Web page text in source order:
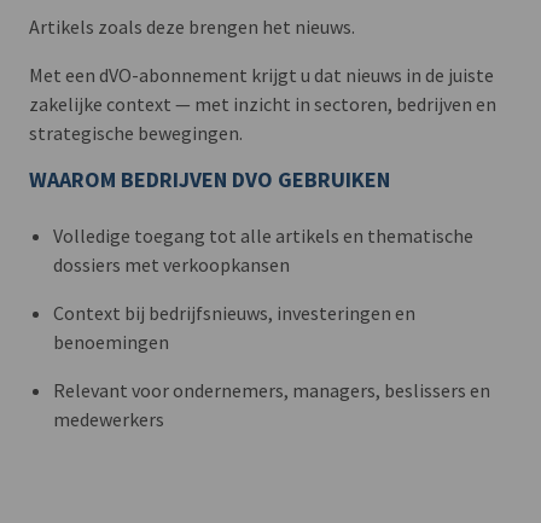
Artikels zoals deze brengen het nieuws.
Met een dVO-abonnement krijgt u dat nieuws in de juiste
zakelijke context — met inzicht in sectoren, bedrijven en
strategische bewegingen.
WAAROM BEDRIJVEN DVO GEBRUIKEN
Volledige toegang tot alle artikels en thematische
dossiers met verkoopkansen
Context bij bedrijfsnieuws, investeringen en
benoemingen
Relevant voor ondernemers, managers, beslissers en
medewerkers